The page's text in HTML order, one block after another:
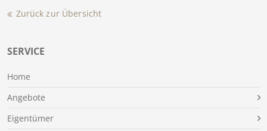
SERVICE
Home
Angebote
Eigentümer
Zurück zur Übersicht